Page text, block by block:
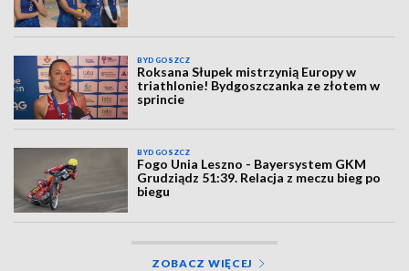
BYDGOSZCZ
Roksana Słupek mistrzynią Europy w
triathlonie! Bydgoszczanka ze złotem w
sprincie
BYDGOSZCZ
Fogo Unia Leszno - Bayersystem GKM
Grudziądz 51:39. Relacja z meczu bieg po
biegu
ZOBACZ WIĘCEJ